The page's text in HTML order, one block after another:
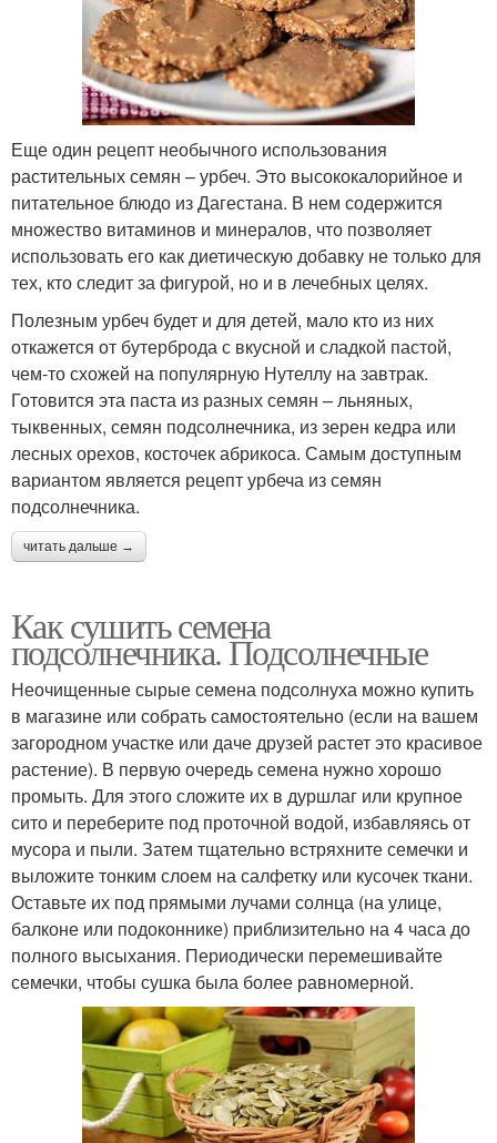
Еще один рецепт необычного использования
растительных семян – урбеч. Это высококалорийное и
питательное блюдо из Дагестана. В нем содержится
множество витаминов и минералов, что позволяет
использовать его как диетическую добавку не только для
тех, кто следит за фигурой, но и в лечебных целях.
Полезным урбеч будет и для детей, мало кто из них
откажется от бутерброда с вкусной и сладкой пастой,
чем-то схожей на популярную Нутеллу на завтрак.
Готовится эта паста из разных семян – льняных,
тыквенных, семян подсолнечника, из зерен кедра или
лесных орехов, косточек абрикоса. Самым доступным
вариантом является рецепт урбеча из семян
подсолнечника.
читать дальше →
Как сушить семена
подсолнечника. Подсолнечные
Неочищенные сырые семена подсолнуха можно купить
в магазине или собрать самостоятельно (если на вашем
загородном участке или даче друзей растет это красивое
растение). В первую очередь семена нужно хорошо
промыть. Для этого сложите их в дуршлаг или крупное
сито и переберите под проточной водой, избавляясь от
мусора и пыли. Затем тщательно встряхните семечки и
выложите тонким слоем на салфетку или кусочек ткани.
Оставьте их под прямыми лучами солнца (на улице,
балконе или подоконнике) приблизительно на 4 часа до
полного высыхания. Периодически перемешивайте
семечки, чтобы сушка была более равномерной.